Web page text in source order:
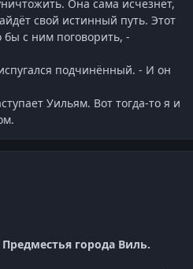
Она сама исчезнет,
свой истинный путь. Этот
с ним поговорить, -
подчинённый. - И он
Уильям. Вот тогда-то я и
города Виль.